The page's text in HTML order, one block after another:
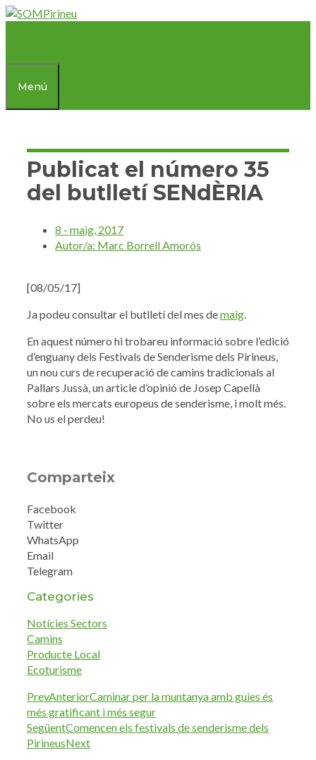
Vés
Menú
Publicat el número 35
del butlletí SENdÈRIA
8 - maig, 2017
Autor/a: Marc Borrell Amorós
[08/05/17]
Ja podeu consultar el butlletí del mes demaig
En aquest número hi trobareu informació sobre l’edició
d’enguany dels Festivals de Senderisme dels Pirineus,
un nou curs de recuperació de camins tradicionals al
Pallars Jussà, un article d’opinió de Josep Capellà
sobre els mercats europeus de senderisme, i molt més.
No us el perdeu!
Comparteix
Facebook
Twitter
WhatsApp
Email
Telegram
Categories
Notícies Sectors
Camins
Producte Local
Ecoturisme
PrevAnteriorCaminar per la muntanya amb guies és
més gratificant i més segur
SegüentComencen els festivals de senderisme dels
PirineusNext